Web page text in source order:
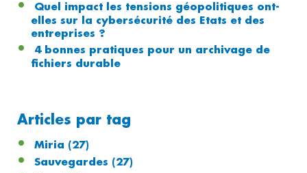
Quel impact les tensions géopolitiques ont-
elles sur la cybersécurité des Etats et des
entreprises ?
4 bonnes pratiques pour un archivage de
fichiers durable
Articles par tag
Miria (27)
Sauvegardes (27)